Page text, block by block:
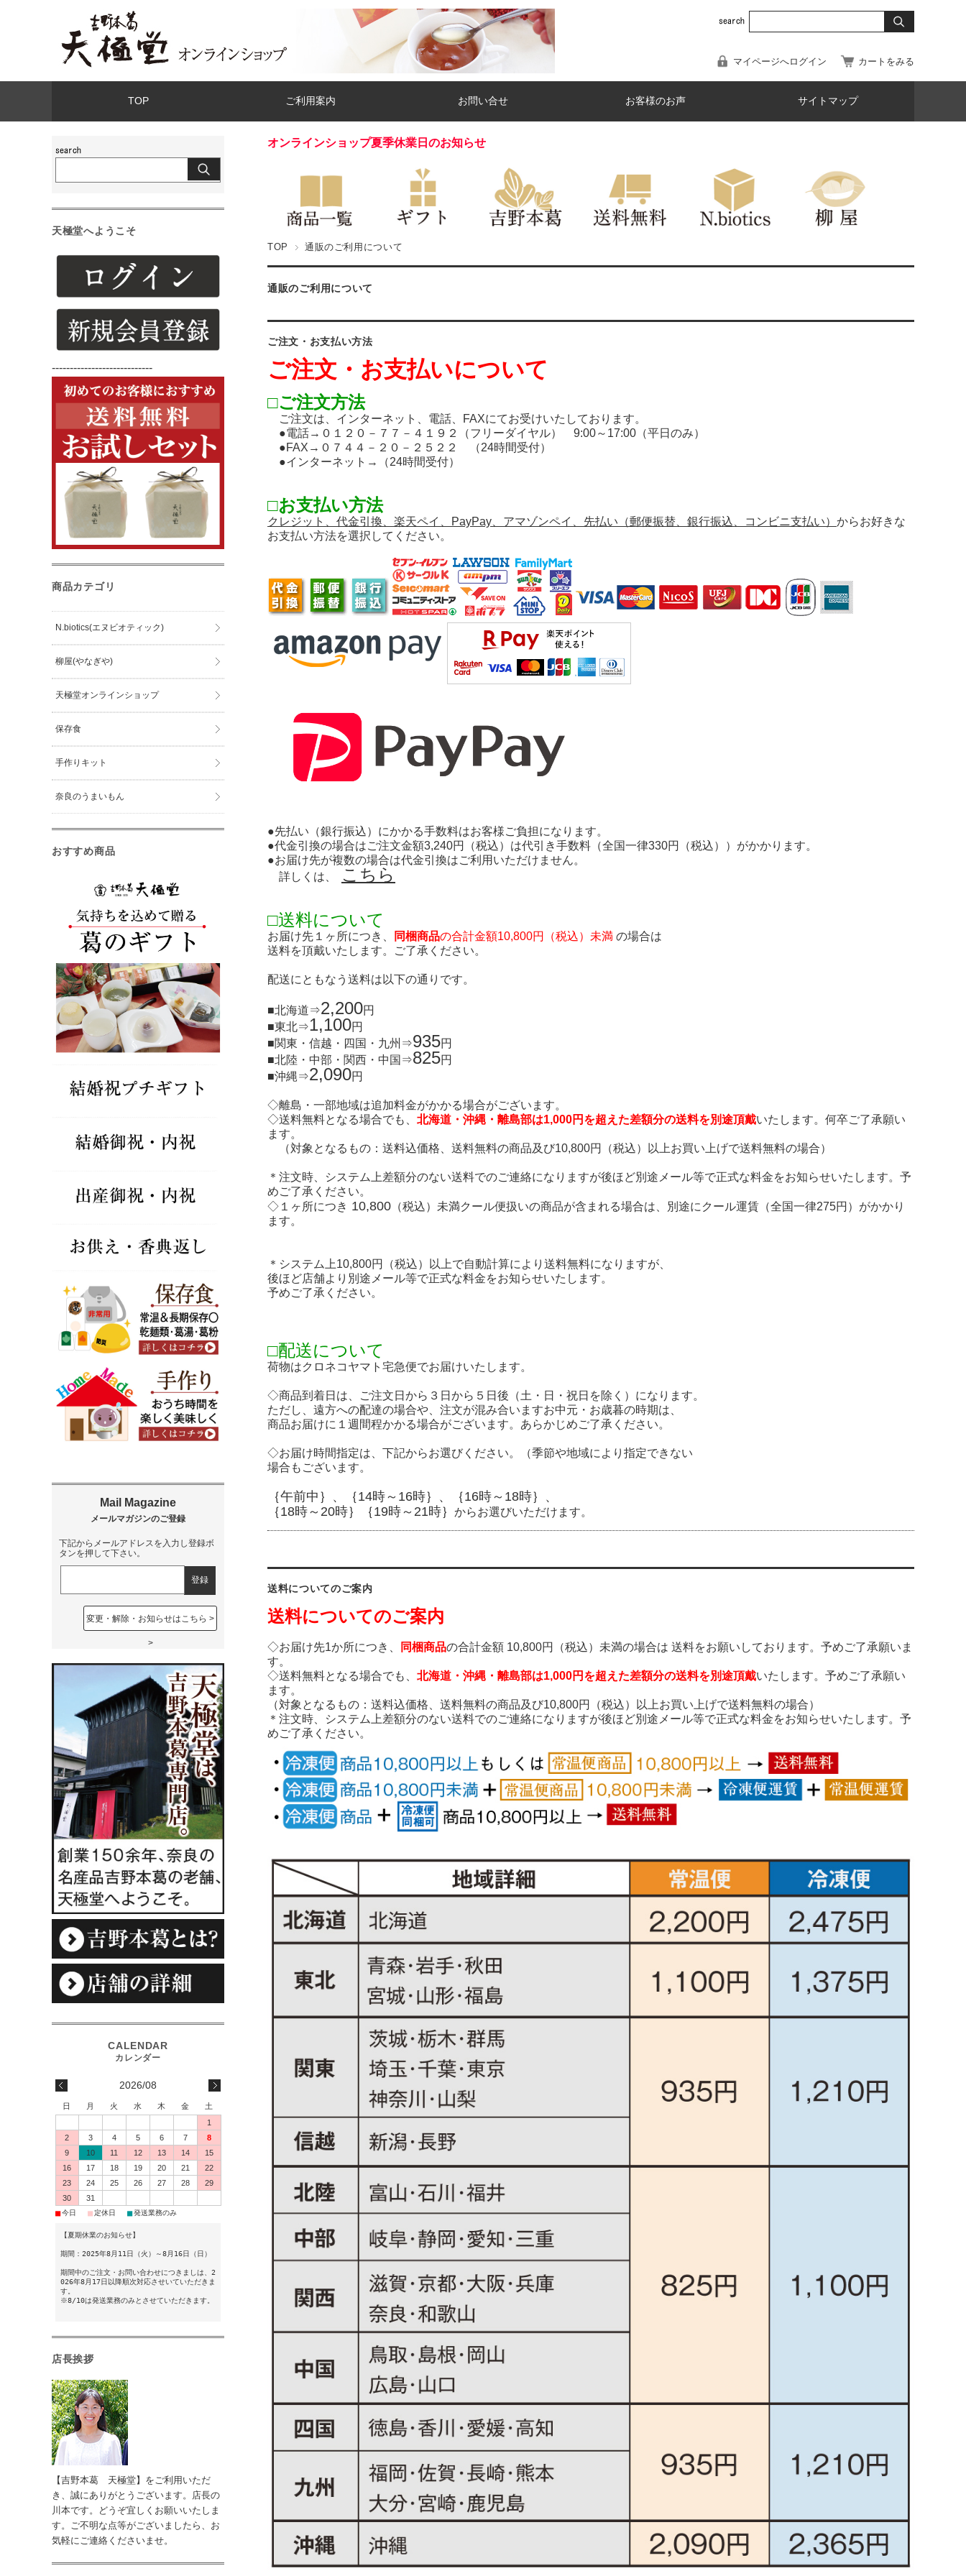
マイページへログイン カートをみる
TOP ご利用案内 お問い合せ お客様のお声 サイトマップ
オンラインショップ夏季休業日のお知らせ
TOP 通販のご利用について
通販のご利用について
ご注文・お支払い方法
ご注文・お支払いについて
□ご注文方法
ご注文は、インターネット、電話、FAXにてお受けいたしております。
●電話→０１２０－７７－４１９２（フリーダイヤル） 9:00～17:00（平日のみ）
●FAX→０７４４－２０－２５２２ （24時間受付）
●インターネット→（24時間受付）
□お支払い方法
クレジット、代金引換、楽天ペイ、PayPay、アマゾンペイ、先払い（郵便振替、銀行振込、コンビニ支払い） からお好きな
お支払い方法を選択してください。
●先払い（銀行振込）にかかる手数料はお客様ご負担になります。
●代金引換の場合はご注文金額3,240円（税込）は代引き手数料（全国一律330円（税込））がかかります。
●お届け先が複数の場合は代金引換はご利用いただけません。
詳しくは、
こちら
□送料について
お届け先１ヶ所につき、 同梱商品の合計金額10,800円（税込）未満 の場合は
送料を頂戴いたします。ご了承ください。
配送にともなう送料は以下の通りです。
■北海道⇒2,200円
■東北⇒1,100円
■関東・信越・四国・九州⇒935円
■北陸・中部・関西・中国⇒825円
■沖縄⇒2,090円
◇離島・一部地域は追加料金がかかる場合がございます。
◇送料無料となる場合でも、 北海道・沖縄・離島部は1,000円を超えた差額分の送料を別途頂戴いたします。何卒ご了承願い
ます。
（対象となるもの：送料込価格、送料無料の商品及び10,800円（税込）以上お買い上げで送料無料の場合）
＊注文時、システム上差額分のない送料でのご連絡になりますが後ほど別途メール等で正式な料金をお知らせいたします。予
めご了承ください。
◇１ヶ所につき 10,800 （税込）未満クール便扱いの商品が含まれる場合は、別途にクール運賃（全国一律275円）がかかり
ます。
＊システム上10,800円（税込）以上で自動計算により送料無料になりますが、
後ほど店舗より別途メール等で正式な料金をお知らせいたします。
予めご了承ください。
□配送について
荷物はクロネコヤマト宅急便でお届けいたします。
◇商品到着日は、ご注文日から３日から５日後（土・日・祝日を除く）になります。
ただし、遠方への配達の場合や、注文が混み合いますお中元・お歳暮の時期は、
商品お届けに１週間程かかる場合がございます。あらかじめご了承ください。
◇お届け時間指定は、下記からお選びください。（季節や地域により指定できない
場合もございます。
｛午前中｝、｛14時～16時｝、｛16時～18時｝、
｛18時～20時｝｛19時～21時｝ からお選びいただけます。
送料についてのご案内
送料についてのご案内
◇お届け先1か所につき、 同梱商品の合計金額 10,800円（税込）未満の場合は 送料をお願いしております。予めご了承願いま
す。
◇送料無料となる場合でも、 北海道・沖縄・離島部は1,000円を超えた差額分の送料を別途頂戴いたします。予めご了承願い
ます。
（対象となるもの：送料込価格、送料無料の商品及び10,800円（税込）以上お買い上げで送料無料の場合）
＊注文時、システム上差額分のない送料でのご連絡になりますが後ほど別途メール等で正式な料金をお知らせいたします。予
めご了承ください。
天極堂へようこそ
----------------------------
商品カテゴリ
N.biotics(エヌビオティック)
柳屋(やなぎや)
天極堂オンラインショップ
保存食
手作りキット
奈良のうまいもん
おすすめ商品
下記からメールアドレスを入力し登録ボ
タンを押して下さい。
変更・解除・お知らせはこちら
2026/08
日 月 火 水 木 金
土
1
2
3 4 5 6 7
8
9
10 11 12 13 14
15
16
17 18 19 20 21
22
23
24 25 26 27 28
29
30
31
■ 今日 ■ 定休日 ■ 発送業務のみ
【夏期休業のお知らせ】
期間：2025年8月11日（火）～8月16日（日）
期間中のご注文・お問い合わせにつきましは、2
026年8月17日以降順次対応させいていただきま
す。
※8/10は発送業務のみとさせていただきます。
店長挨拶
【吉野本葛 天極堂】をご利用いただ
き、誠にありがとうございます。店長の
川本です。どうぞ宜しくお願いいたしま
す。ご不明な点等がございましたら、お
気軽にご連絡くださいませ。